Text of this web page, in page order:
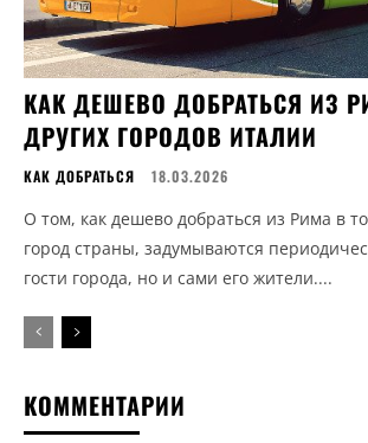
КАК ДЕШЕВО ДОБРАТЬСЯ ИЗ
ДРУГИХ ГОРОДОВ ИТАЛИИ
КАК ДОБРАТЬСЯ 18.03.2026
О том, как дешево добраться из Рима в
город страны, задумываются
гости города, но и сами его жители....
КОММЕНТАРИИ